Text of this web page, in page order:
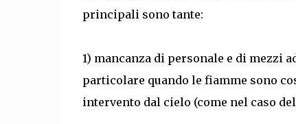
principali sono tante:
1) mancanza di personale e di mezzi
particolare quando le fiamme sono
intervento dal cielo (come nel caso